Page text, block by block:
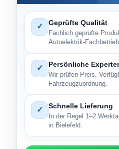
✓ Geprüfte Qualität
Fachlich geprüfte
Autoelektrik-
✓ Persönliche
Wir prüfen Preis,
Fahrzeugzuordnung.
✓ Schnelle Lieferung
In der Regel 1–2
in Bielefeld.